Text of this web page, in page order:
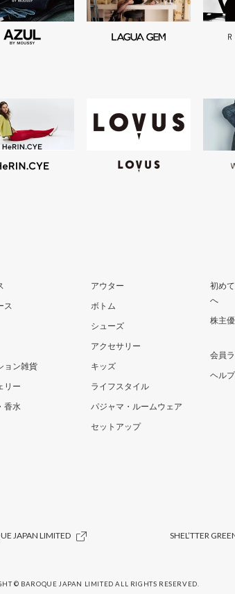
アウター
ス
ボトム
シューズ
アクセサリー
ョン雑貨
キッズ
リー
ライフスタイル
香水
パジャマ・ルームウェア
セットアップ
初め
へ
株主
会員
ヘルプ
JAPAN LIMITED SHEL’TTER
© BAROQUE JAPAN LIMITED ALL RIGHTS RESERVED.